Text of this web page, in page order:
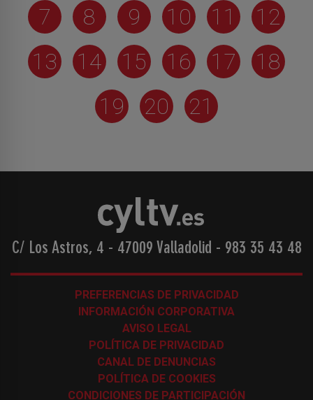
7
8 9 10 11
12
13
14 15 16 17
18
19
20 21
C/ Los Astros, 4 - 47009 Valladolid - 983 35 43 48
PREFERENCIAS DE PRIVACIDAD
INFORMACIÓN CORPORATIVA
AVISO LEGAL
POLÍTICA DE PRIVACIDAD
CANAL DE DENUNCIAS
POLÍTICA DE COOKIES
CONDICIONES DE PARTICIPACIÓN